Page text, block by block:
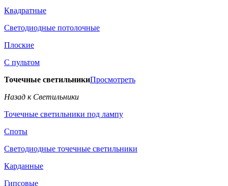
Квадратные
Светодиодные потолочные
Плоские
С пультом
Точечные светильникиПросмотреть
Назад к Светильники
Точечные светильники под лампу
Споты
Светодиодные точечные светильники
Карданные
Гипсовые